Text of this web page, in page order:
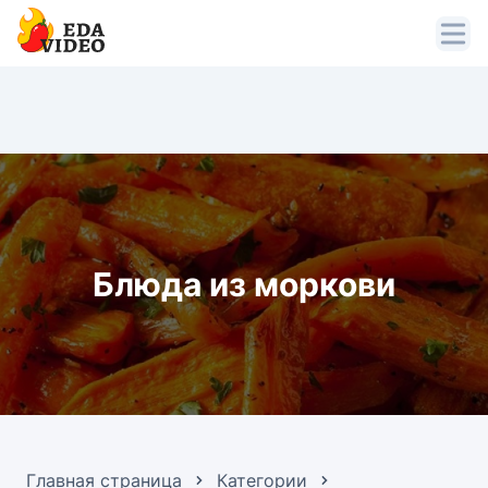
Блюда из моркови
Главная страница
Категории